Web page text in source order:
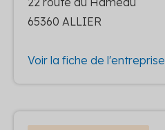
65360 ALLIER
Voir la fiche de l'entreprise